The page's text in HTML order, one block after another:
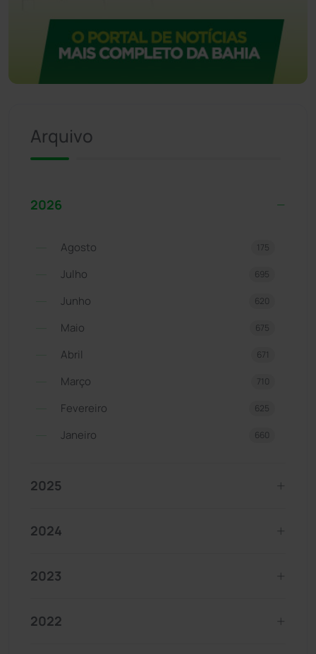
Arquivo
2026
Agosto 175
Julho 695
Junho 620
Maio 675
Abril 671
Março 710
Fevereiro 625
Janeiro 660
2025
2024
2023
2022